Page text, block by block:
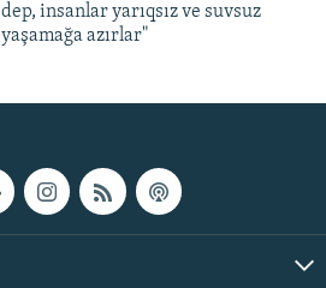
dep, insanlar yarıqsız ve suvsuz
yaşamağa azırlar"